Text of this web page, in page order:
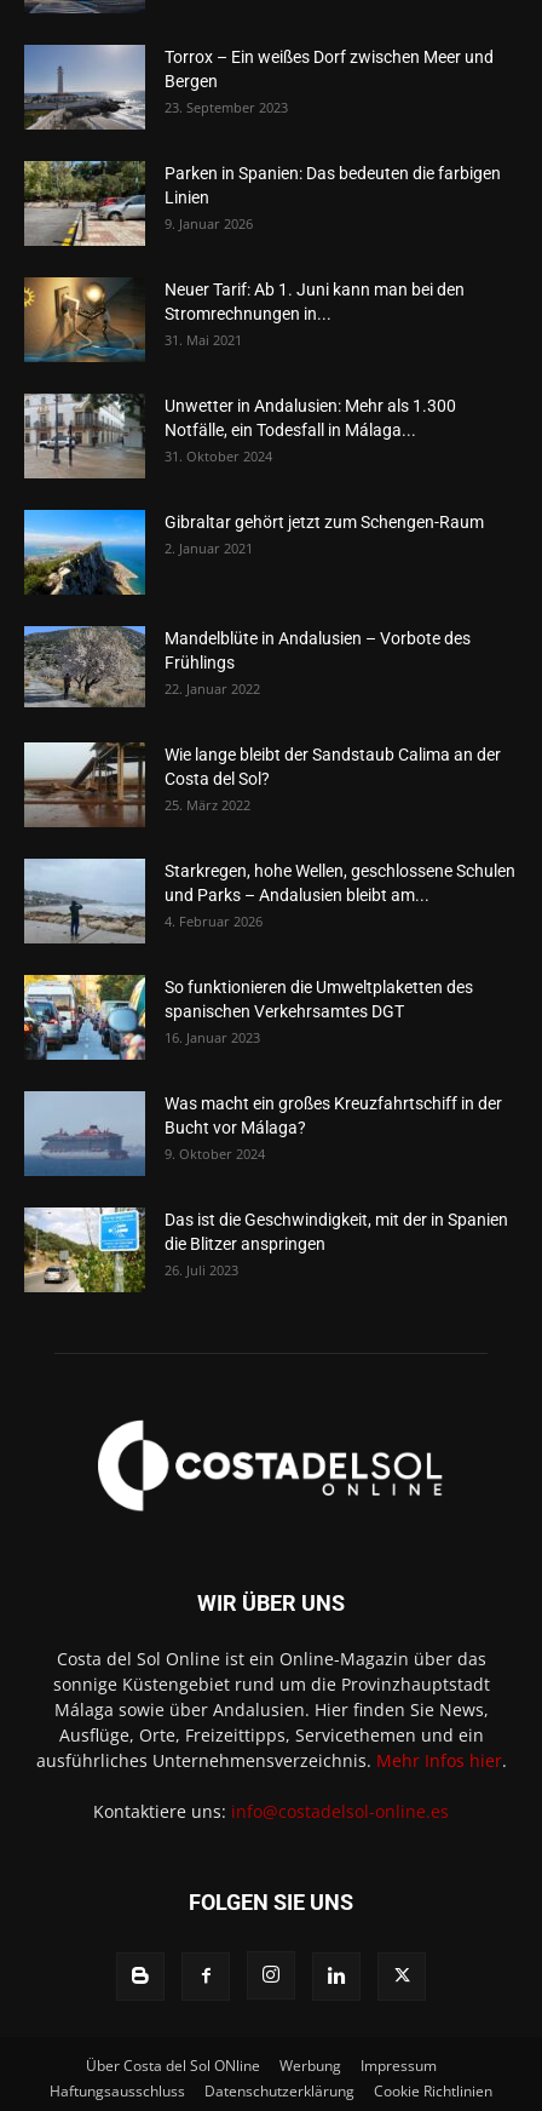
Torrox – Ein weißes Dorf zwischen Meer und
Bergen
23. September 2023
Parken in Spanien: Das bedeuten die farbigen
Linien
9. Januar 2026
Neuer Tarif: Ab 1. Juni kann man bei den
Stromrechnungen in...
31. Mai 2021
Unwetter in Andalusien: Mehr als 1.300
Notfälle, ein Todesfall in Málaga...
31. Oktober 2024
Gibraltar gehört jetzt zum Schengen-Raum
2. Januar 2021
Mandelblüte in Andalusien – Vorbote des
Frühlings
22. Januar 2022
Wie lange bleibt der Sandstaub Calima an der
Costa del Sol?
25. März 2022
Starkregen, hohe Wellen, geschlossene Schulen
und Parks – Andalusien bleibt am...
4. Februar 2026
So funktionieren die Umweltplaketten des
spanischen Verkehrsamtes DGT
16. Januar 2023
Was macht ein großes Kreuzfahrtschiff in der
Bucht vor Málaga?
9. Oktober 2024
Das ist die Geschwindigkeit, mit der in Spanien
die Blitzer anspringen
26. Juli 2023
WIR ÜBER UNS
Costa del Sol Online ist ein Online-Magazin über das
sonnige Küstengebiet rund um die Provinzhauptstadt
Málaga sowie über Andalusien. Hier finden Sie News,
Ausflüge, Orte, Freizeittipps, Servicethemen und ein
ausführliches Unternehmensverzeichnis. Mehr Infos hier.
Kontaktiere uns: info@costadelsol-online.es
FOLGEN SIE UNS
Über Costa del Sol ONline Werbung
Impressum
Haftungsausschluss
Datenschutzerklärung Cookie Richtlinien